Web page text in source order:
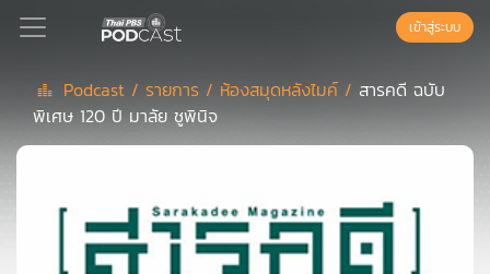
Podcast
เข้าสู่ระบบ
Podcast / รายการ / ห้องสมุดหลังไมค์ / สารคดี ฉบับ
พิเศษ 120 ปี มาลัย ชูพินิจ